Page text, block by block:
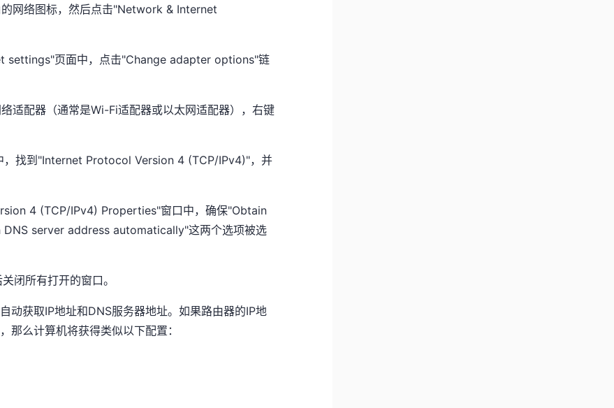
网络图标，然后点击"Network & Internet
settings"页面中，点击"Change adapter options"链
适配器（通常是Wi-Fi适配器或以太网适配器），右键
，找到"Internet Protocol Version 4 (TCP/IPv4)"，并
4 (TCP/IPv4) Properties"窗口中，确保"Obtain
server address automatically"这两个选项被选
闭所有打开的窗口。
动获取IP地址和DNS服务器地址。如果路由器的IP地
那么计算机将获得类似以下配置：